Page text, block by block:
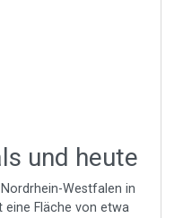
und heute
Westfalen in
eine Fläche von etwa